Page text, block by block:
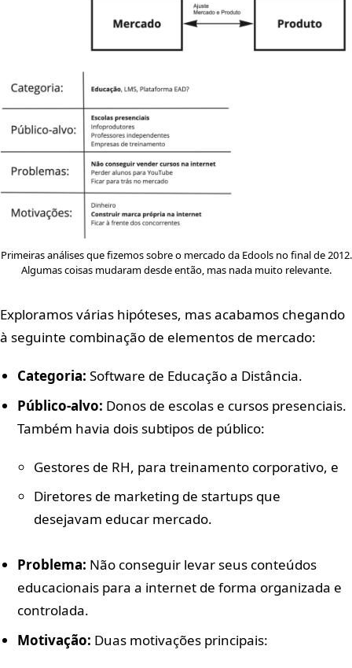
Primeiras análises que fizemos sobre o mercado da Edools no final de 2012.
Algumas coisas mudaram desde então, mas nada muito relevante.
Exploramos várias hipóteses, mas acabamos chegando
à seguinte combinação de elementos de mercado:
Categoria: Software de Educação a Distância.
Público-alvo: Donos de escolas e cursos presenciais.
Também havia dois subtipos de público:
Gestores de RH, para treinamento corporativo, e
Diretores de marketing de startups que
desejavam educar mercado.
Problema: Não conseguir levar seus conteúdos
educacionais para a internet de forma organizada e
controlada.
Motivação: Duas motivações principais: